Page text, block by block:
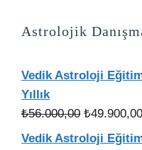
Astrolojik
Vedik Astroloji
Yıllık
₺56.000,00 Orijinal
fiyat:
₺49.900,00
Vedik Astroloji